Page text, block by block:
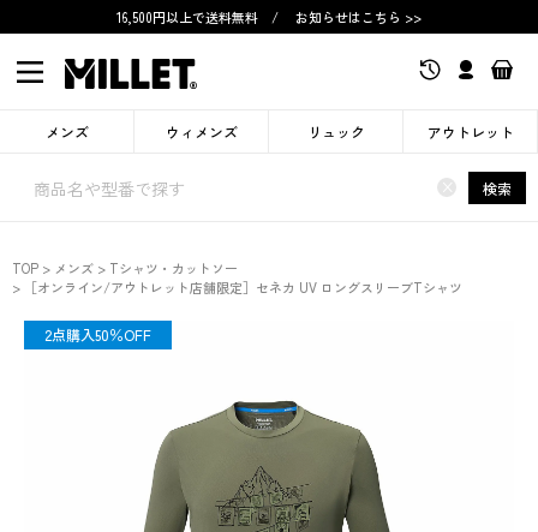
16,500円以上で送料無料 / お知らせはこちら >>
メンズ ウィメンズ リュック アウトレット
× 検索
TOP メンズ
Tシャツ・カットソー
［オンライン/アウトレット店舗限定］セネカ UV ロングスリーブTシャツ
SALE
2点購入50％OFF